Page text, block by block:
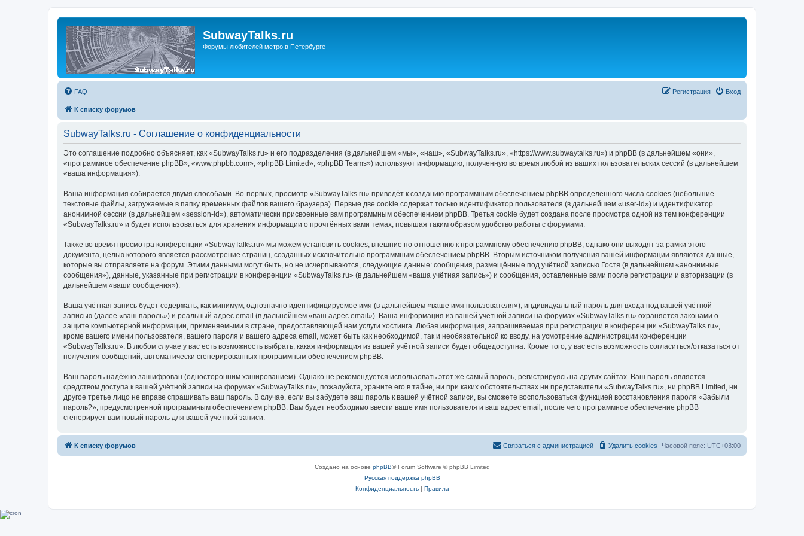
SubwayTalks.ru
Форумы любителей метро в Петербурге
FAQ Вход
Регистрация
К списку форумов
SubwayTalks.ru - Соглашение о конфиденциальности
Это соглашение подробно объясняет, как «SubwayTalks.ru» и его подразделения (в дальнейшем «мы», «наш», «SubwayTalks.ru», «https://www.subwaytalks.ru») и phpBB (в дальнейшем «они»,
«программное обеспечение phpBB», «www.phpbb.com», «phpBB Limited», «phpBB Teams») используют информацию, полученную во время любой из ваших пользовательских сессий (в дальнейшем
«ваша информация»).
Ваша информация собирается двумя способами. Во-первых, просмотр «SubwayTalks.ru» приведёт к созданию программным обеспечением phpBB определённого числа cookies (небольшие
текстовые файлы, загружаемые в папку временных файлов вашего браузера). Первые две cookie содержат только идентификатор пользователя (в дальнейшем «user-id») и идентификатор
анонимной сессии (в дальнейшем «session-id»), автоматически присвоенные вам программным обеспечением phpBB. Третья cookie будет создана после просмотра одной из тем конференции
«SubwayTalks.ru» и будет использоваться для хранения информации о прочтённых вами темах, повышая таким образом удобство работы с форумами.
Также во время просмотра конференции «SubwayTalks.ru» мы можем установить cookies, внешние по отношению к программному обеспечению phpBB, однако они выходят за рамки этого
документа, целью которого является рассмотрение страниц, созданных исключительно программным обеспечением phpBB. Вторым источником получения вашей информации являются данные,
которые вы отправляете на форум. Этими данными могут быть, но не исчерпываются, следующие данные: сообщения, размещённые под учётной записью Гостя (в дальнейшем «анонимные
сообщения»), данные, указанные при регистрации в конференции «SubwayTalks.ru» (в дальнейшем «ваша учётная запись») и сообщения, оставленные вами после регистрации и авторизации (в
дальнейшем «ваши сообщения»).
Ваша учётная запись будет содержать, как минимум, однозначно идентифицируемое имя (в дальнейшем «ваше имя пользователя»), индивидуальный пароль для входа под вашей учётной
записью (далее «ваш пароль») и реальный адрес email (в дальнейшем «ваш адрес email»). Ваша информация из вашей учётной записи на форумах «SubwayTalks.ru» охраняется законами о
защите компьютерной информации, применяемыми в стране, предоставляющей нам услуги хостинга. Любая информация, запрашиваемая при регистрации в конференции «SubwayTalks.ru»,
кроме вашего имени пользователя, вашего пароля и вашего адреса email, может быть как необходимой, так и необязательной ко вводу, на усмотрение администрации конференции
«SubwayTalks.ru». В любом случае у вас есть возможность выбрать, какая информация из вашей учётной записи будет общедоступна. Кроме того, у вас есть возможность согласиться/отказаться от
получения сообщений, автоматически сгенерированных программным обеспечением phpBB.
Ваш пароль надёжно зашифрован (односторонним хэшированием). Однако не рекомендуется использовать этот же самый пароль, регистрируясь на других сайтах. Ваш пароль является
средством доступа к вашей учётной записи на форумах «SubwayTalks.ru», пожалуйста, храните его в тайне, ни при каких обстоятельствах ни представители «SubwayTalks.ru», ни phpBB Limited, ни
другое третье лицо не вправе спрашивать ваш пароль. В случае, если вы забудете ваш пароль к вашей учётной записи, вы сможете воспользоваться функцией восстановления пароля «Забыли
пароль?», предусмотренной программным обеспечением phpBB. Вам будет необходимо ввести ваше имя пользователя и ваш адрес email, после чего программное обеспечение phpBB
сгенерирует вам новый пароль для вашей учётной записи.
К списку форумов Часовой пояс: UTC+03:00
Удалить cookies
Связаться с администрацией
Создано на основе phpBB® Forum Software © phpBB Limited
Русская поддержка phpBB
Конфиденциальность| Правила